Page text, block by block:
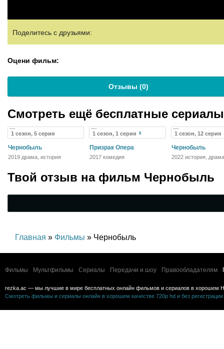
Поделитесь с друзьями:
Оцени фильм:
Отзывы (0)
Смотреть ещё бесплатные
1 сезон, 5 серия
Чернобыль
2019 драма, история
1 сезон, 1 серия
Призрак Опера
2017 комедия
1 сезон, 12 серия
Чернобыль
2022 история,
Твой отзыв на фильм Чернобыль
Главная » Фильмы » Чернобыль
Фильмы Мультфильмы Сериалы Передачи и шоу Правообладателям
rezka.ac — мы лучшие в мире бесплатных онлайн фильмов и сериалов в хорошем
Смотреть фильмы и сериалы онлайн в хорошем качестве 720p hd и без